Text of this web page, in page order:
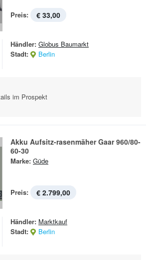
Preis: € 33,00
Händler: Globus Baumarkt
Stadt:
Berlin
im Prospekt
Akku Aufsitz-rasenmäher Gaar 960/80-
60-30
Marke: Güde
Preis: € 2.799,00
Händler: Marktkauf
Stadt:
Berlin